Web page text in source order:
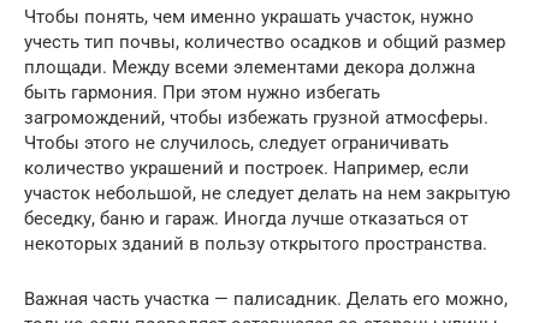
Чтобы понять, чем именно украшать участок, нужно
учесть тип почвы, количество осадков и общий размер
площади. Между всеми элементами декора должна
быть гармония. При этом нужно избегать
загромождений, чтобы избежать грузной атмосферы.
Чтобы этого не случилось, следует ограничивать
количество украшений и построек. Например, если
участок небольшой, не следует делать на нем закрытую
беседку, баню и гараж. Иногда лучше отказаться от
некоторых зданий в пользу открытого пространства.
Важная часть участка — палисадник. Делать его можно,